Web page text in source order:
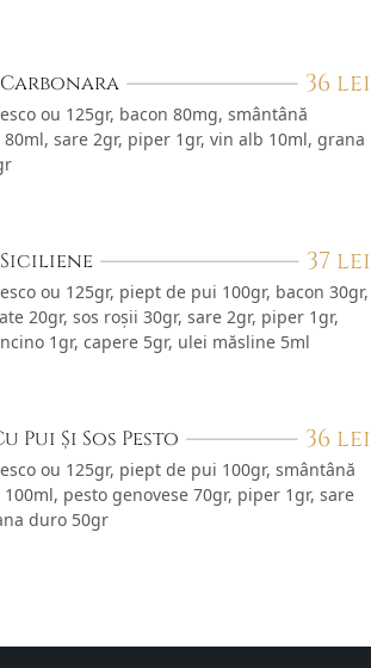
Carbonara 36 lei
ou 125gr, bacon 80mg, smântână
sare 2gr, piper 1gr, vin alb 10ml, grana
Siciliene 37 lei
ou 125gr, piept de pui 100gr, bacon 30gr,
20gr, sos roșii 30gr, sare 2gr, piper 1gr,
1gr, capere 5gr, ulei măsline 5ml
Pui Și Sos Pesto 36 lei
ou 125gr, piept de pui 100gr, smântână
pesto genovese 70gr, piper 1gr, sare
duro 50gr